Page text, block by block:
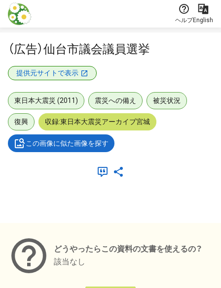
本文に飛ぶ
ヘルプEnglish
（広告）仙台市議会議員選挙
提供元サイトで表示
東日本大震災 (2011) 震災への備え 被災状況
復興 収録:東日本大震災アーカイブ宮城
この画像に似た画像を探す
どうやったらこの資料の文書を使えるの？
該当なし